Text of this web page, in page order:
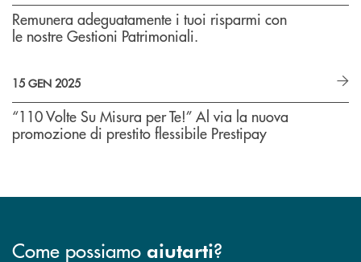
Remunera adeguatamente i tuoi risparmi con
le nostre Gestioni Patrimoniali.
15 GEN 2025
“110 Volte Su Misura per Te!” Al via la nuova
promozione di prestito flessibile Prestipay
Come possiamo aiutarti?